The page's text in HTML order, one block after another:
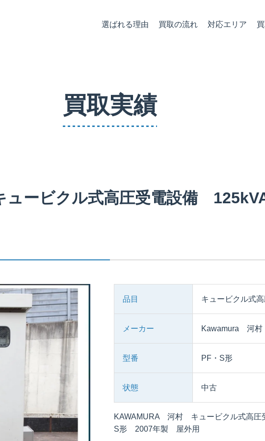
選ばれる理由 買取の流れ 対応エリア
買取実績
ービクル式高圧受電設備
品目 キュービクル式
メーカー Kawamura 河
型番 PF・S形
状態 中古
KAWAMURA 河村 キュービクル式高
S形 2007年製 屋外用